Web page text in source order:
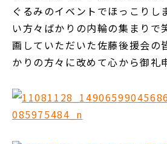
ぐるみのイベントでほっこりし
い方々ばかりの内輪の集まりで
画していただいた佐藤後援会
かりの方々に改めて心から御礼